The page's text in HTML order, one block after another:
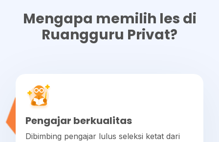
Mengapa memilih les di
Ruangguru Privat?
Pengajar berkualitas
Dibimbing pengajar lulus seleksi ketat dari